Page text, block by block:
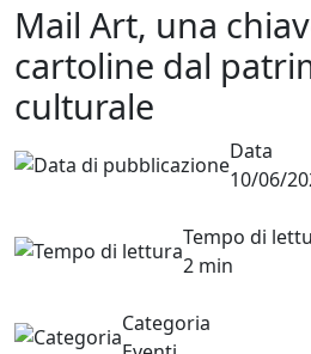
Mail Art, una
cartoline dal
culturale
Data
10/06/
Tempo di
2 min
Categoria